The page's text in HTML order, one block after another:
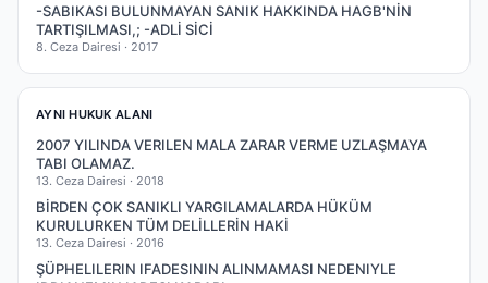
-SABIKASI BULUNMAYAN SANIK HAKKINDA HAGB'NİN
TARTIŞILMASI,; -ADLİ SİCİ
8. Ceza Dairesi · 2017
AYNI HUKUK ALANI
2007 YILINDA VERILEN MALA ZARAR VERME UZLAŞMAYA
TABI OLAMAZ.
13. Ceza Dairesi · 2018
BİRDEN ÇOK SANIKLI YARGILAMALARDA HÜKÜM
KURULURKEN TÜM DELİLLERİN HAKİ
13. Ceza Dairesi · 2016
ŞÜPHELILERIN IFADESININ ALINMAMASI NEDENIYLE